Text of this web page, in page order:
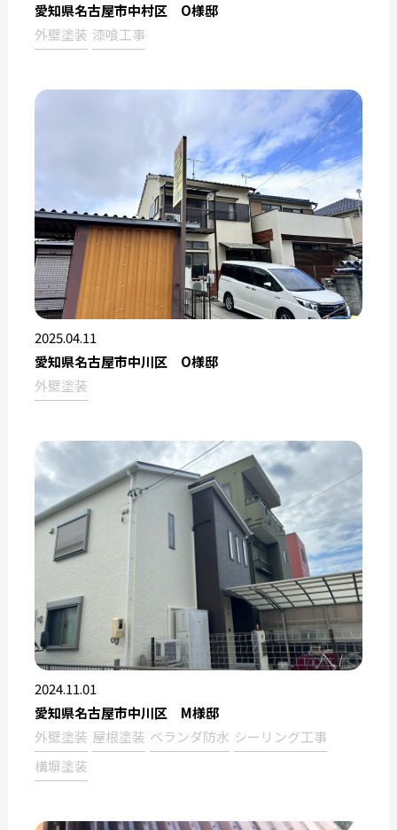
愛知県名古屋市中村区 O様邸
外壁塗装 漆喰工事
2025.04.11
愛知県名古屋市中川区 O様邸
外壁塗装
2024.11.01
愛知県名古屋市中川区 M様邸
外壁塗装 屋根塗装 ベランダ防水 シーリング工事
構塀塗装